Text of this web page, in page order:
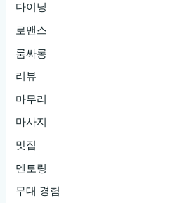
다이닝
로맨스
룸싸롱
리뷰
마무리
마사지
맛집
멘토링
무대 경험